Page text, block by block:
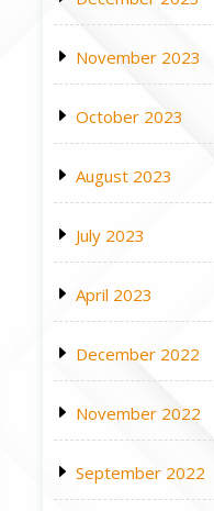
November 2023
October 2023
August 2023
July 2023
April 2023
December 2022
November 2022
September 2022